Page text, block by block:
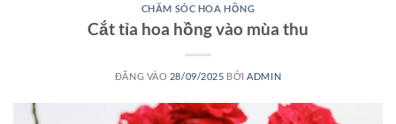
CHĂM SÓC HOA HỒNG
Cắt tỉa hoa hồng vào mùa thu
ĐĂNG VÀO 28/09/2025 BỞIADMIN